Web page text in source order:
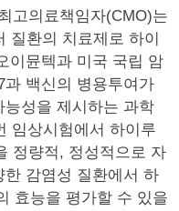
고의료책임자(CMO)는
질환의 치료제로 하이
이뮨텍과 미국 국립 암
백신의 병용투여가
성을 제시하는 과학
임상시험에서 하이루
정량적, 정성적으로 자
감염성 질환에서 하
효능을 평가할 수 있을